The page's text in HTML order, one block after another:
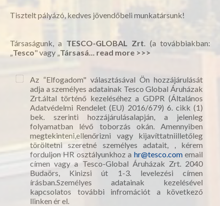
Tisztelt pályázó, kedves jövendőbeli munkatársunk!
Társaságunk, a TESCO-GLOBAL Zrt. (a továbbiakban:
„Tesco" vagy „Társasá... read more >>>
Az “Elfogadom" választásával Ön hozzájárulását
adja a személyes adatainak Tesco Global Áruházak
Zrt.által történő kezeléséhez a GDPR (Általános
Adatvédelmi Rendelet (EU) 2016/679) 6. cikk (1)
bek. szerinti hozzájárulásalapján, a jelenleg
folyamatban lévő toborzás okán. Amennyiben
megtekinteni,ellenőrizni vagy kijavíttatniilletőleg
töröltetni szeretné személyes adatait, , kérem
forduljon HR osztályunkhoz a hr@tesco.comemail
címen vagy a Tesco-Global Áruházak Zrt. 2040
Budaörs, Kinizsi út 1-3. levelezési címen
írásban.Személyes adatainak kezelésével
kapcsolatos további infromációt a következő
llinken ér el.